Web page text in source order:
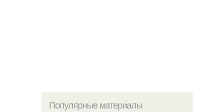
Популярные материалы